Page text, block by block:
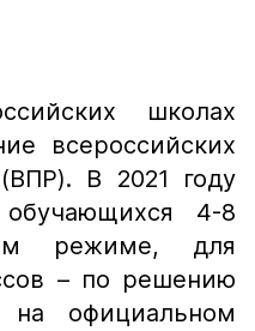
школах
всероссийских
В 2021 году
4-8
режиме, для
– по решению
на официальном